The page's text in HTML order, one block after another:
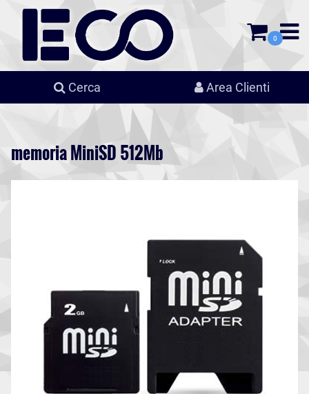
0
Cerca Area Clienti
memoria MiniSD 512Mb